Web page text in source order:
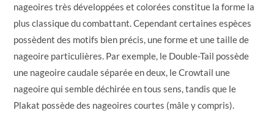
nageoires très développées et colorées constitue la forme la
plus classique du combattant. Cependant certaines espèces
possèdent des motifs bien précis, une forme et une taille de
nageoire particulières. Par exemple, le Double-Tail possède
une nageoire caudale séparée en deux, le Crowtail une
nageoire qui semble déchirée en tous sens, tandis que le
Plakat possède des nageoires courtes (mâle y compris).